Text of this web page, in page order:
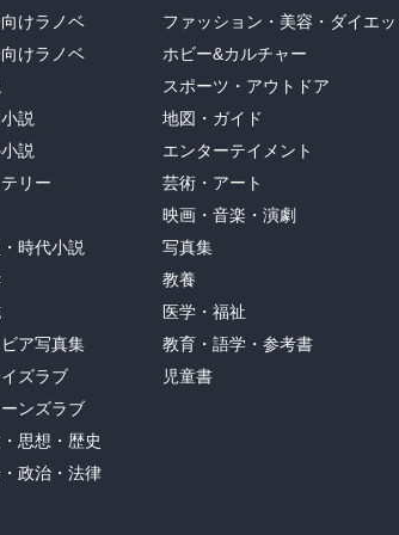
けラノベ
けラノベ
説
説
リー
時代小説
ア写真集
ズラブ
ンズラブ
思想・歴史
政治・法律
ファッション・美容・ダイエ
ホビー&カルチャー
スポーツ・アウトドア
地図・ガイド
エンターテイメント
芸術・アート
映画・音楽・演劇
写真集
教養
医学・福祉
教育・語学・参考書
児童書